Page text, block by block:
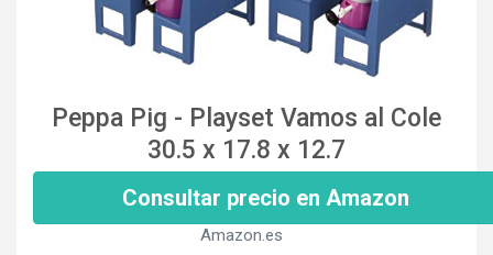
Peppa Pig - Playset Vamos al Cole
30.5 x 17.8 x 12.7
Consultar precio en Amazon
Amazon.es